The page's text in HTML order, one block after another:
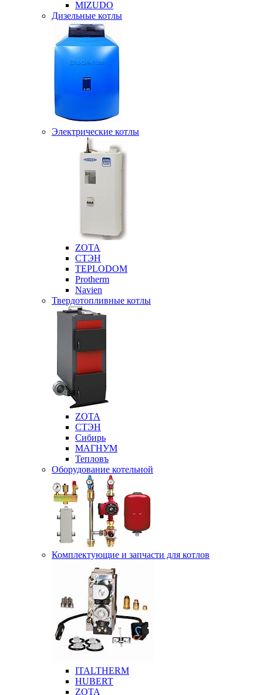
MIZUDO
Дизельные котлы
Электрические котлы
ZOTA
СТЭН
TEPLODOM
Protherm
Navien
Твердотопливные котлы
ZOTA
СТЭН
Сибирь
МАГНУМ
Тепловъ
Оборудование котельной
Комплектующие и запчасти для котлов
ITALTHERM
HUBERT
ZOTA